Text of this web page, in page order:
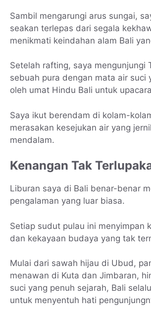
Sambil mengarungi arus sungai,
seakan terlepas dari segala
menikmati keindahan alam Bali
Setelah rafting, saya mengunjungi
sebuah pura dengan mata air suci
oleh umat Hindu Bali untuk
Saya ikut berendam di kolam-
merasakan kesejukan air yang
mendalam.
Kenangan Tak
Liburan saya di Bali benar-benar
pengalaman yang luar biasa.
Setiap sudut pulau ini menyimpan
dan kekayaan budaya yang tak
Mulai dari sawah hijau di Ubud,
menawan di Kuta dan Jimbaran,
suci yang penuh sejarah, Bali
untuk menyentuh hati